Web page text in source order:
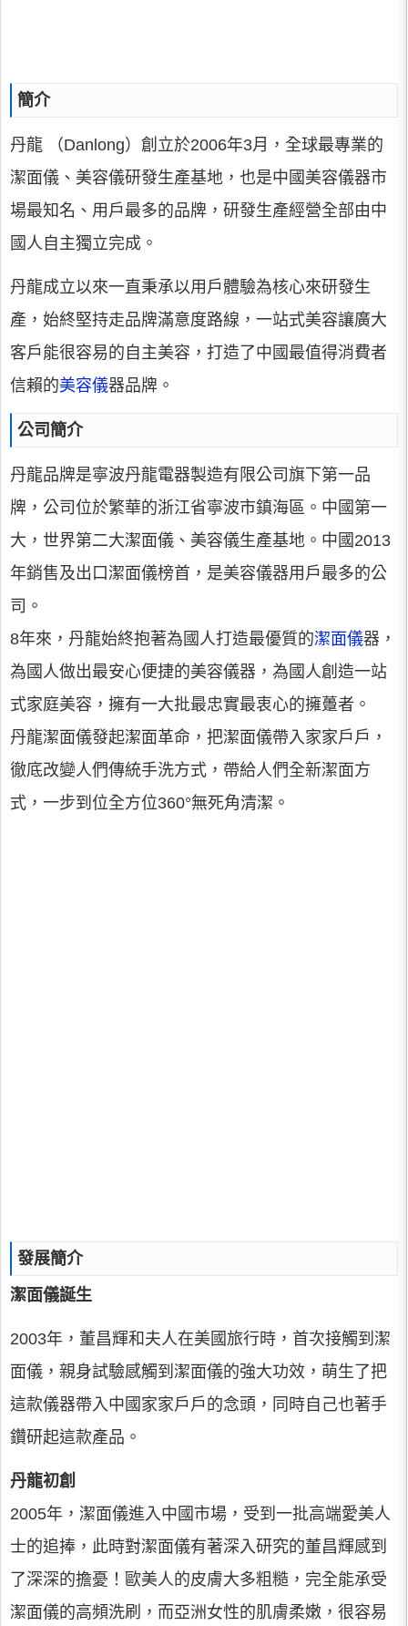
簡介
丹龍 （Danlong）創立於2006年3月，全球最專業的
潔面儀、美容儀研發生產基地，也是中國美容儀器市
場最知名、用戶最多的品牌，研發生產經營全部由中
國人自主獨立完成。
丹龍成立以來一直秉承以用戶體驗為核心來研發生
產，始終堅持走品牌滿意度路線，一站式美容讓廣大
客戶能很容易的自主美容，打造了中國最值得消費者
信賴的美容儀器品牌。
公司簡介
丹龍品牌是寧波丹龍電器製造有限公司旗下第一品
牌，公司位於繁華的浙江省寧波市鎮海區。中國第一
大，世界第二大潔面儀、美容儀生產基地。中國2013
年銷售及出口潔面儀榜首，是美容儀器用戶最多的公
司。
8年來，丹龍始終抱著為國人打造最優質的潔面儀器，
為國人做出最安心便捷的美容儀器，為國人創造一站
式家庭美容，擁有一大批最忠實最衷心的擁躉者。
丹龍潔面儀發起潔面革命，把潔面儀帶入家家戶戶，
徹底改變人們傳統手洗方式，帶給人們全新潔面方
式，一步到位全方位360°無死角清潔。
發展簡介
潔面儀誕生
2003年，董昌輝和夫人在美國旅行時，首次接觸到潔
面儀，親身試驗感觸到潔面儀的強大功效，萌生了把
這款儀器帶入中國家家戶戶的念頭，同時自己也著手
鑽研起這款產品。
丹龍初創
2005年，潔面儀進入中國市場，受到一批高端愛美人
士的追捧，此時對潔面儀有著深入研究的董昌輝感到
了深深的擔憂！歐美人的皮膚大多粗糙，完全能承受
潔面儀的高頻洗刷，而亞洲女性的肌膚柔嫩，很容易